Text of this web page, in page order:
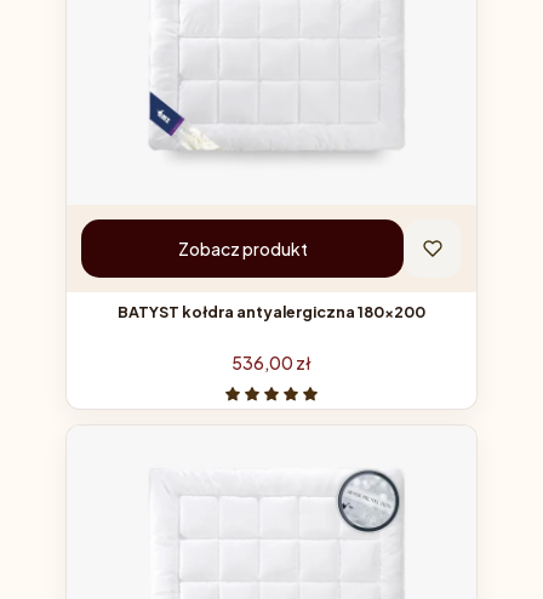
Zobacz produkt
BATYST kołdra antyalergiczna 180x200
Cena
536,00 zł